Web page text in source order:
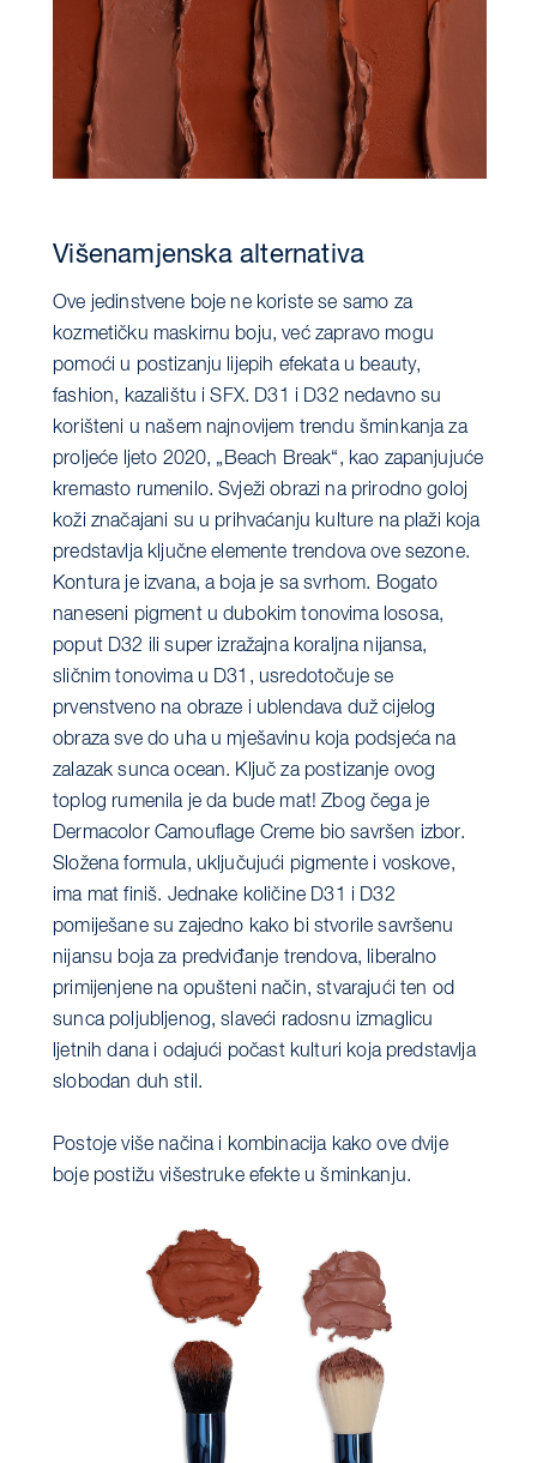
Višenamjenska alternativa
Ove jedinstvene boje ne koriste se samo za
kozmetičku maskirnu boju, već zapravo mogu
pomoći u postizanju lijepih efekata u beauty,
fashion, kazalištu i SFX. D31 i D32 nedavno su
korišteni u našem najnovijem trendu šminkanja za
proljeće ljeto 2020, „Beach Break“, kao zapanjujuće
kremasto rumenilo. Svježi obrazi na prirodno goloj
koži značajani su u prihvaćanju kulture na plaži koja
predstavlja ključne elemente trendova ove sezone.
Kontura je izvana, a boja je sa svrhom. Bogato
naneseni pigment u dubokim tonovima lososa,
poput D32 ili super izražajna koraljna nijansa,
sličnim tonovima u D31, usredotočuje se
prvenstveno na obraze i ublendava duž cijelog
obraza sve do uha u mješavinu koja podsjeća na
zalazak sunca ocean. Ključ za postizanje ovog
toplog rumenila je da bude mat! Zbog čega je
Dermacolor Camouflage Creme bio savršen izbor.
Složena formula, uključujući pigmente i voskove,
ima mat finiš. Jednake količine D31 i D32
pomiješane su zajedno kako bi stvorile savršenu
nijansu boja za predviđanje trendova, liberalno
primijenjene na opušteni način, stvarajući ten od
sunca poljubljenog, slaveći radosnu izmaglicu
ljetnih dana i odajući počast kulturi koja predstavlja
slobodan duh stil.
Postoje više načina i kombinacija kako ove dvije
boje postižu višestruke efekte u šminkanju.